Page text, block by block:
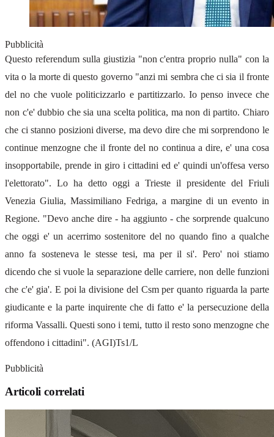
Pubblicità
Questo referendum sulla giustizia "non c'entra proprio nulla" con la
vita o la morte di questo governo "anzi mi sembra che ci sia il fronte
del no che vuole politicizzarlo e partitizzarlo. Io penso invece che
non c'e' dubbio che sia una scelta politica, ma non di partito. Chiaro
che ci stanno posizioni diverse, ma devo dire che mi sorprendono le
continue menzogne che il fronte del no continua a dire, e' una cosa
insopportabile, prende in giro i cittadini ed e' quindi un'offesa verso
l'elettorato". Lo ha detto oggi a Trieste il presidente del Friuli
Venezia Giulia, Massimiliano Fedriga, a margine di un evento in
Regione. "Devo anche dire - ha aggiunto - che sorprende qualcuno
che oggi e' un acerrimo sostenitore del no quando fino a qualche
anno fa sosteneva le stesse tesi, ma per il si'. Pero' noi stiamo
dicendo che si vuole la separazione delle carriere, non delle funzioni
che c'e' gia'. E poi la divisione del Csm per quanto riguarda la parte
giudicante e la parte inquirente che di fatto e' la persecuzione della
riforma Vassalli. Questi sono i temi, tutto il resto sono menzogne che
offendono i cittadini". (AGI)Ts1/L
Pubblicità
Articoli correlati